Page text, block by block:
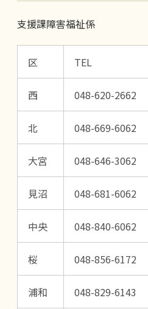
支援課障害福祉係
区 TEL
西 048-620-2662
北 048-669-6062
大宮 048-646-3062
見沼 048-681-6062
中央 048-840-6062
桜 048-856-6172
浦和 048-829-6143